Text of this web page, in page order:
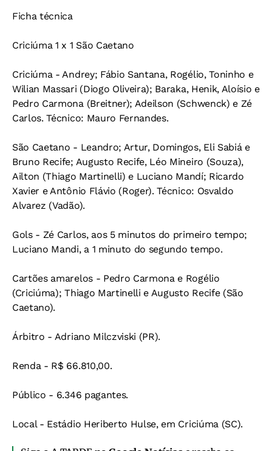
Ficha técnica
Criciúma 1 x 1 São Caetano
Criciúma - Andrey; Fábio Santana, Rogélio, Toninho e
Wilian Massari (Diogo Oliveira); Baraka, Henik, Aloísio e
Pedro Carmona (Breitner); Adeilson (Schwenck) e Zé
Carlos. Técnico: Mauro Fernandes.
São Caetano - Leandro; Artur, Domingos, Eli Sabiá e
Bruno Recife; Augusto Recife, Léo Mineiro (Souza),
Ailton (Thiago Martinelli) e Luciano Mandí; Ricardo
Xavier e Antônio Flávio (Roger). Técnico: Osvaldo
Alvarez (Vadão).
Gols - Zé Carlos, aos 5 minutos do primeiro tempo;
Luciano Mandi, a 1 minuto do segundo tempo.
Cartões amarelos - Pedro Carmona e Rogélio
(Criciúma); Thiago Martinelli e Augusto Recife (São
Caetano).
Árbitro - Adriano Milczviski (PR).
Renda - R$ 66.810,00.
Público - 6.346 pagantes.
Local - Estádio Heriberto Hulse, em Criciúma (SC).